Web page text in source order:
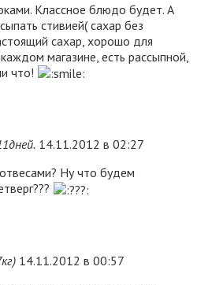
Классное блюдо будет. А
стивией( сахар без
сахар, хорошо для
магазине, есть рассыпной,
что!
14.11.2012 в 02:27
Ну что будем
14.11.2012 в 00:57